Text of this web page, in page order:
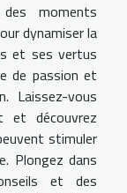
moments
dynamiser la
et ses vertus
de passion et
Laissez-vous
et découvrez
stimuler
Plongez dans
et des